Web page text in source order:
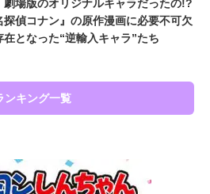
劇場版のオリジナルキャラだったの!?
探偵コナン』の原作漫画に必要不可欠
在となった“逆輸入キャラ”たち
ンキング一覧